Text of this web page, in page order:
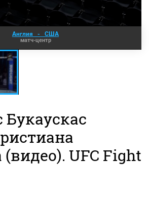
Англия - США
матч-центр
Букаускас
UFC Fight